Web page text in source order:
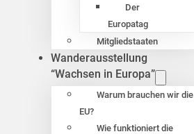
Der
Europatag
Mitgliedstaaten
Wanderausstellung
“Wachsen in Europa”
Warum brauchen wir die
EU?
Wie funktioniert die